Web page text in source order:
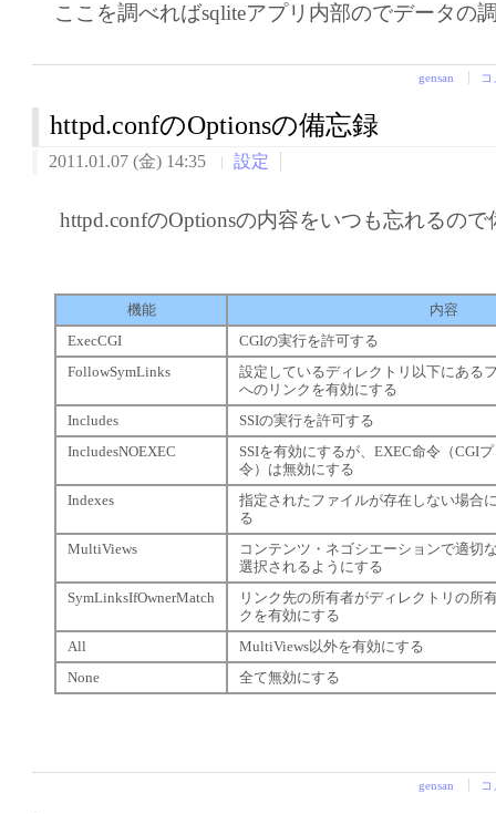
ここを調べればsqliteアプリ内部のでデータの
gensan
httpd.confのOptionsの備忘録
2011.01.07 (金) 14:35 設定
httpd.confのOptionsの内容をいつも忘れるので
機能
内容
ExecCGI
CGIの実行を許可する
FollowSymLinks
設定しているディレクトリ以下にある
へのリンクを有効にする
Includes
SSIの実行を許可する
IncludesNOEXEC
SSIを有効にするが、EXEC命令（CGI
令）は無効にする
Indexes
指定されたファイルが存在しない場合
る
MultiViews
コンテンツ・ネゴシエーションで適切
選択されるようにする
SymLinksIfOwnerMatch
リンク先の所有者がディレクトリの所
クを有効にする
All
MultiViews以外を有効にする
None
全て無効にする
gensan